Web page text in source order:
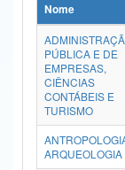
Ministério da Ciência,
Ministério do Meio
Ministério do Turismo
Ministério do
Controladoria-Geral da
Nome
PÚBLICA E DE
EMPRESAS,
CIÊNCIAS
CONTÁBEIS E
TURISMO
ARQUEOLOGIA